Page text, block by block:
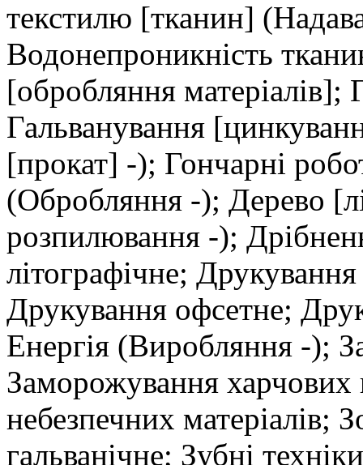
текстилю [тканин]
Водонепроникність
[обробляння матеріалів];
Гальванування
[прокат] -); Гончарні
(Обробляння -); Дерево
розпилювання -);
літографічне;
Друкування офсетне;
Енергія (Виробляння -);
Заморожування харчових
небезпечних матеріалів;
гальванічне; Зубні